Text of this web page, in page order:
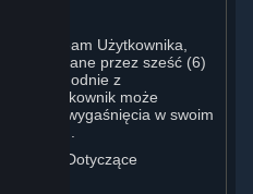
Steam Użytkownika,
wykorzystane przez sześć (6)
zgodnie z
Użytkownik może
ich datą wygaśnięcia w swoim
Dotyczące